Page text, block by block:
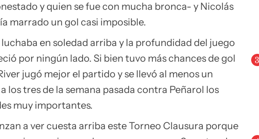
y quien se fue con mucha bronca- y Nicolás
marrado un gol casi imposible.
en soledad arriba y la profundidad del juego
por ningún lado. Si bien tuvo más chances de gol
jugó mejor el partido y se llevó al menos un
los tres de la semana pasada contra Peñarol los
muy importantes.
a ver cuesta arriba este Torneo Clausura porque